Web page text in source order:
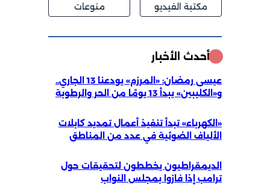
مكتبة الفيديو منوعات
أحدث الأخبار
عيسى رمضان: «المرزم» يودعنا 13 الجاري..
و«الكليبين» يبدأ 13 يومًا من الحر والرطوبة
«الكهرباء» تبدأ تنفيذ أعمال تمديد كابلات
الألياف الضوئية في عدد من المناطق
الديمقراطيون يخططون لتحقيقات حول
ترامب إذا فازوا بمجلس النواب